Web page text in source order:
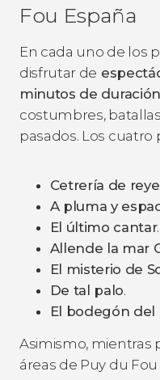
Fou España
En cada uno de los
disfrutar de
minutos de duración
costumbres,
pasados. Los cuatro
Cetrería de
A pluma y
El último cantar.
Allende la mar
El misterio de
De tal palo.
El bodegón del
Asimismo, mientras
áreas de Puy du